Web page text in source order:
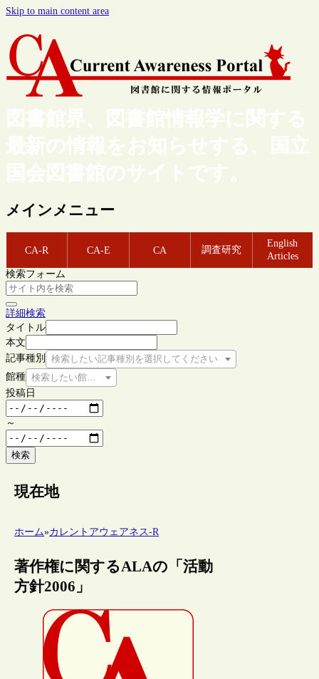
Skip to main content area
図書館界、図書館情報学に関する
最新の情報をお知らせする、国立
国会図書館のサイトです。
メインメニュー
CA-R CA-E CA 調査研究
English
Articles
検索フォーム
詳細検索
タイトル
本文
記事種別
検索したい記事種別を選択してください
館種 検索したい館種を選択してください
投稿日
～
検索
現在地
ホーム»カレントアウェアネス-R
著作権に関するALAの「活動
方針2006」